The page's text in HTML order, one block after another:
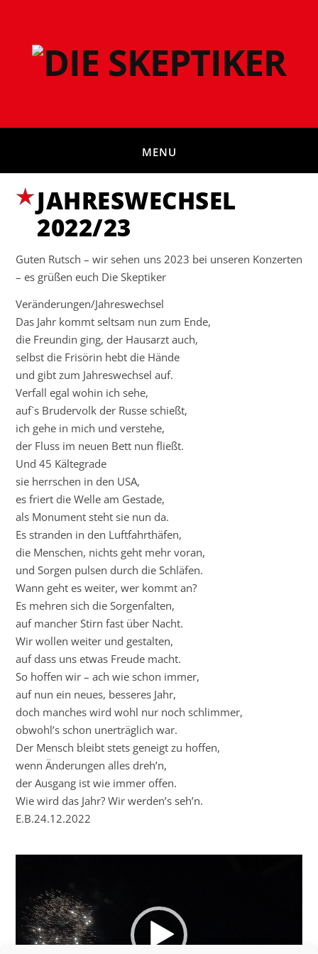
MENU
JAHRESWECHSEL
2022/23
Guten Rutsch – wir sehen uns 2023 bei unseren Konzerten
– es grüßen euch Die Skeptiker
Veränderungen/Jahreswechsel
Das Jahr kommt seltsam nun zum Ende,
die Freundin ging, der Hausarzt auch,
selbst die Frisörin hebt die Hände
und gibt zum Jahreswechsel auf.
Verfall egal wohin ich sehe,
auf´s Brudervolk der Russe schießt,
ich gehe in mich und verstehe,
der Fluss im neuen Bett nun fließt.
Und 45 Kältegrade
sie herrschen in den USA,
es friert die Welle am Gestade,
als Monument steht sie nun da.
Es stranden in den Luftfahrthäfen,
die Menschen, nichts geht mehr voran,
und Sorgen pulsen durch die Schläfen.
Wann geht es weiter, wer kommt an?
Es mehren sich die Sorgenfalten,
auf mancher Stirn fast über Nacht.
Wir wollen weiter und gestalten,
auf dass uns etwas Freude macht.
So hoffen wir – ach wie schon immer,
auf nun ein neues, besseres Jahr,
doch manches wird wohl nur noch schlimmer,
obwohl’s schon unerträglich war.
Der Mensch bleibt stets geneigt zu hoffen,
wenn Änderungen alles dreh’n,
der Ausgang ist wie immer offen.
Wie wird das Jahr? Wir werden’s seh’n.
E.B.24.12.2022